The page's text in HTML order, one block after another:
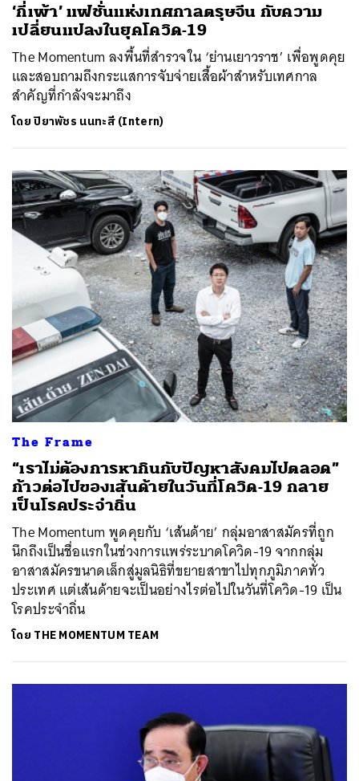
‘กี่เพ้า’ แฟชั่นแห่งเทศกาลตรุษจีน กับความ
เปลี่ยนแปลงในยุคโควิด-19
The Momentum ลงพื้นที่สำรวจใน ‘ย่านเยาวราช’ เพื่อพูดคุย
และสอบถามถึงกระแสการจับจ่ายเสื้อผ้าสำหรับเทศกาล
สำคัญที่กำลังจะมาถึง
โดยปิยาพัชร นนทะสี (Intern)
The Frame
“เราไม่ต้องการหากินกับปัญหาสังคมไปตลอด”
ก้าวต่อไปของเส้นด้ายในวันที่โควิด-19 กลาย
เป็นโรคประจำถิ่น
The Momentum พูดคุยกับ ‘เส้นด้าย’ กลุ่มอาสาสมัครที่ถูก
นึกถึงเป็นชื่อแรกในช่วงการแพร่ระบาดโควิด-19 จากกลุ่ม
อาสาสมัครขนาดเล็กสู่มูลนิธิที่ขยายสาขาไปทุกภูมิภาคทั่ว
ประเทศ แต่เส้นด้ายจะเป็นอย่างไรต่อไปในวันที่โควิด-19 เป็น
โรคประจำถิ่น
โดย THE MOMENTUM TEAM
TWEET LINE EMAIL